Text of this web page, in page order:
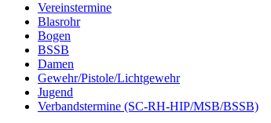
Vereinstermine
Blasrohr
Bogen
BSSB
Damen
Gewehr/Pistole/Lichtgewehr
Jugend
Verbandstermine (SC-RH-HIP/MSB/BSSB)